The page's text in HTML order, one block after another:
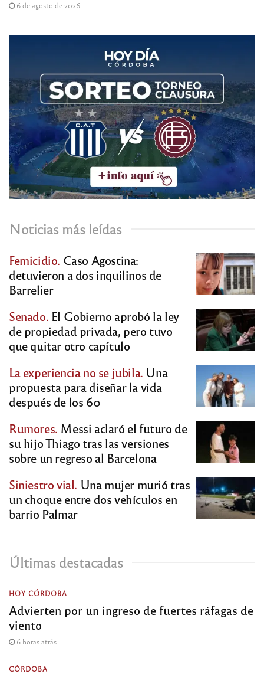
6 de agosto de 2026
Noticias más leídas
Femicidio. Caso Agostina:
detuvieron a dos inquilinos de
Barrelier
Senado. El Gobierno aprobó la ley
de propiedad privada, pero tuvo
que quitar otro capítulo
La experiencia no se jubila. Una
propuesta para diseñar la vida
después de los 60
Rumores. Messi aclaró el futuro de
su hijo Thiago tras las versiones
sobre un regreso al Barcelona
Siniestro vial. Una mujer murió tras
un choque entre dos vehículos en
barrio Palmar
Últimas destacadas
HOY CÓRDOBA
Advierten por un ingreso de fuertes ráfagas de
viento
6 horas atrás
CÓRDOBA